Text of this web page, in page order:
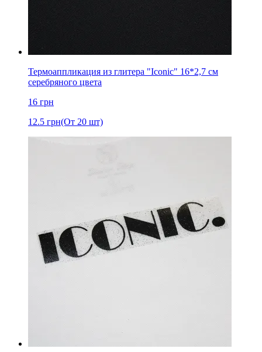
Термоаппликация из глитера "Iconic" 16*2,7 см
серебряного цвета
16 грн
12.5 грн(От 20 шт)